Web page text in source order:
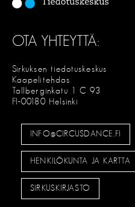
OTA YHTEYTTÄ:
Sirkuksen tiedotuskeskus
Kaapelitehdas
Tallberginkatu 1 C 93
FI-00180 Helsinki
INFO@CIRCUSDANCE.FI
HENKILÖKUNTA JA KARTTA
SIRKUSKIRJASTO